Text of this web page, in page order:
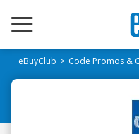
eBuyClub Code Promos &